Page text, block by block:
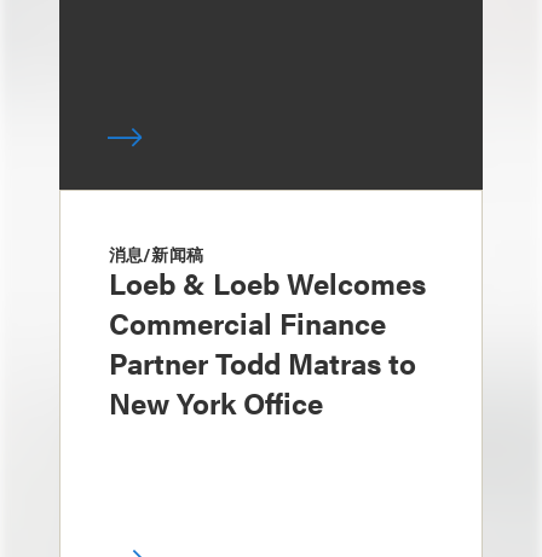
消息/新闻稿
Loeb & Loeb Welcomes
Commercial Finance
Partner Todd Matras to
New York Office